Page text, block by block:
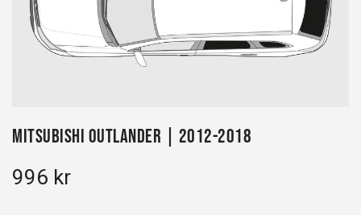
Mitsubishi Outlander | 2012-2018
996 kr